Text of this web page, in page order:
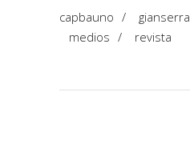
capbauno / gianserra
medios / revista